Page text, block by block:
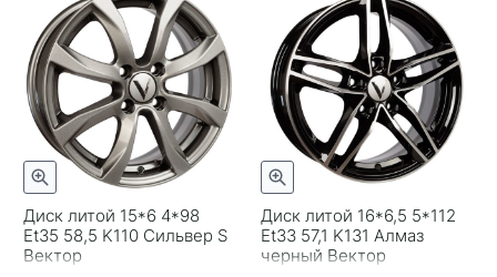
Диск литой 15*6 4*98
Et35 58,5 K110 Сильвер S
Вектор
Диск литой 16*6,5 5*112
Et33 57,1 K131 Алмаз
черный Вектор